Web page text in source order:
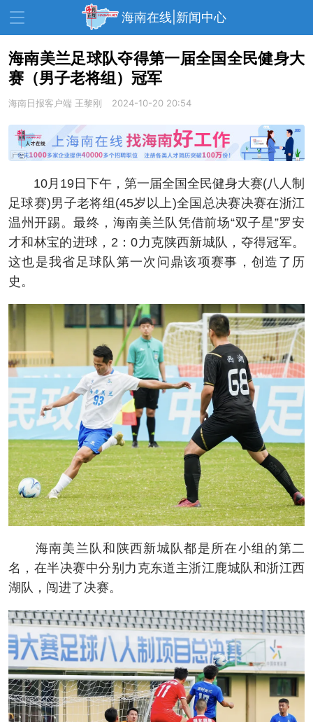
海南在线|新闻中心
资讯中心 热点 旅游
教育 健康 房产
生活 演出 活动
展会 走读海南 周末去哪儿
人才在线 天涯企服
海南美兰足球队夺得第一届全国全民健身大
赛（男子老将组）冠军
海南日报客户端 王黎刚 2024-10-20 20:54
10月19日下午，第一届全国全民健身大赛(八人制
足球赛)男子老将组(45岁以上)全国总决赛决赛在浙江
温州开踢。最终，海南美兰队凭借前场“双子星”罗安
才和林宝的进球，2：0力克陕西新城队，夺得冠军。
这也是我省足球队第一次问鼎该项赛事，创造了历
史。
海南美兰队和陕西新城队都是所在小组的第二
名，在半决赛中分别力克东道主浙江鹿城队和浙江西
湖队，闯进了决赛。